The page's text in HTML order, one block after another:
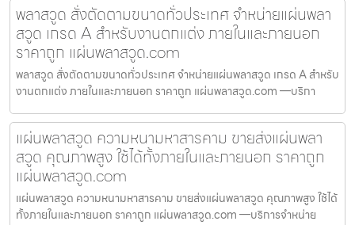
พลาสวูด สั่งตัดตามขนาดทั่วประเทศ จำหน่ายแผ่นพลา
สวูด เกรด A สำหรับงานตกแต่ง ภายในและภายนอก
ราคาถูก แผ่นพลาสวูด.com
พลาสวูด สั่งตัดตามขนาดทั่วประเทศ จำหน่ายแผ่นพลาสวูด เกรด A สำหรับ
งานตกแต่ง ภายในและภายนอก ราคาถูก แผ่นพลาสวูด.com —บริกา
แผ่นพลาสวูด ความหนามหาสารคาม ขายส่งแผ่นพลา
สวูด คุณภาพสูง ใช้ได้ทั้งภายในและภายนอก ราคาถูก
แผ่นพลาสวูด.com
แผ่นพลาสวูด ความหนามหาสารคาม ขายส่งแผ่นพลาสวูด คุณภาพสูง ใช้ได้
ทั้งภายในและภายนอก ราคาถูก แผ่นพลาสวูด.com —บริการจำหน่าย